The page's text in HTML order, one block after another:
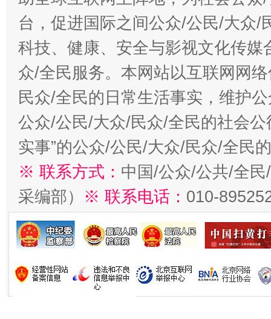
台，促进国际之间公众/公民/大众/
科技、健康、安全与影视文化传
众/全民服务。本网站以互联网网
民众/全民的日常生活事实，维护
公众/公民/大众/民众/全民的社会公
实事”的公众/公民/大众/民众/全民
※ 联系方式： 中国/公众/公共/全
采编部） ※ 联系电话： 010-